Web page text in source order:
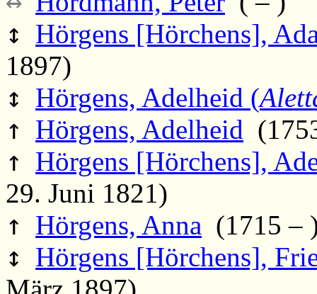
↕ Hörgens [Hörchens],
1897)
↕ Hörgens, Adelheid (
↑ Hörgens, Adelheid
↑ Hörgens [Hörchens],
29. Juni 1821)
↑ Hörgens, Anna (1715 –
↕ Hörgens [Hörchens],